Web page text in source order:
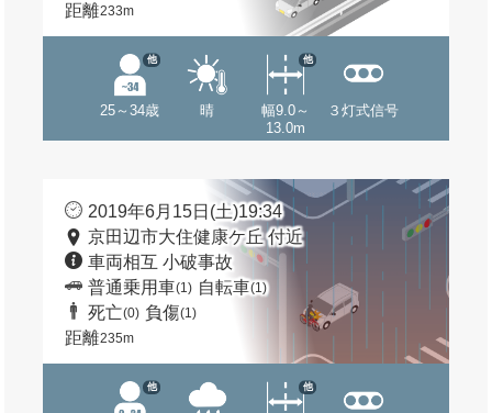
距離233m
25～34歳
他
晴
幅9.0～
13.0m
他
３灯式信号
2019年6月15日(土)19:34
京田辺市大住健康ケ丘 付近
車両相互 小破事故
普通乗用車(1) 自転車(1)
死亡(0) 負傷(1)
距離235m
他 他